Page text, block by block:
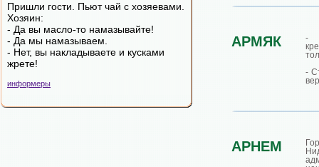
Пришли гости. Пьют чай с хозяевами.
Хозяин:
- Да вы масло-то намазывайте!
- Да мы намазываем.
- Нет, вы накладываете и кусками
жрете!
информеры
АРМЯК
-
-
АРНЕМ